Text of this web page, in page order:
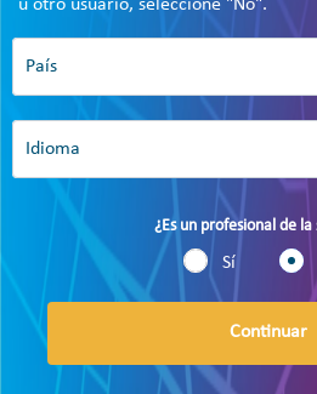
u otro usuario, seleccione "No".
¿Es un profesional de la
Sí
Continuar